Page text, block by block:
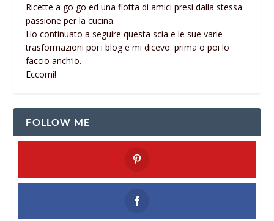
Ricette a go go ed una flotta di amici presi dalla stessa
passione per la cucina.
Ho continuato a seguire questa scia e le sue varie
trasformazioni poi i blog e mi dicevo: prima o poi lo
faccio anch’io.
Eccomi!
FOLLOW ME